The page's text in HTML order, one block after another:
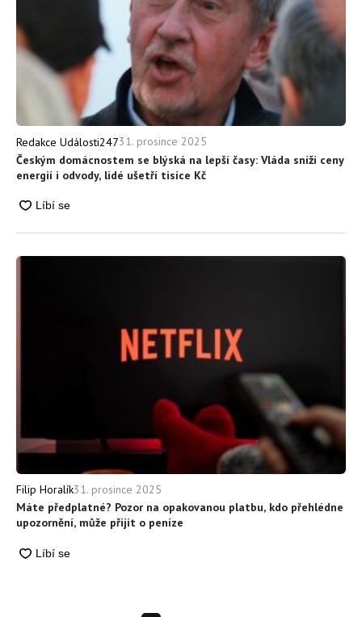
Redakce Události24731. prosince 2025
Českým domácnostem se blýská na lepší časy: Vláda sníží ceny
energií i odvody, lidé ušetří tisíce Kč
Filip Horalík31. prosince 2025
Máte předplatné? Pozor na opakovanou platbu, kdo přehlédne
upozornění, může přijít o peníze